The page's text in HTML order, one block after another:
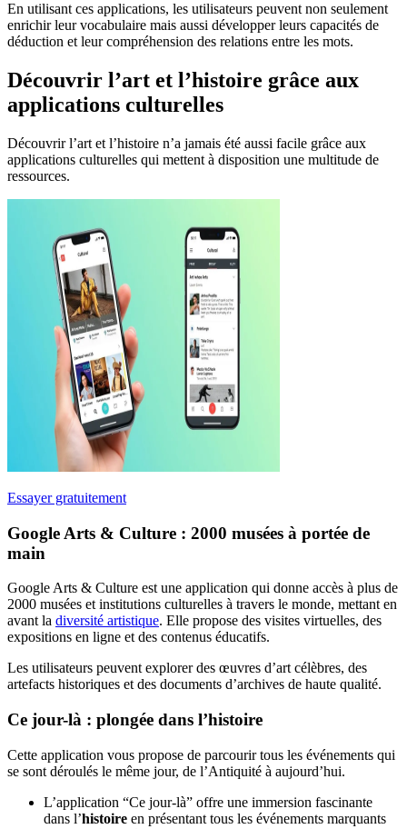
En utilisant ces applications, les utilisateurs peuvent non seulement
enrichir leur vocabulaire mais aussi développer leurs capacités de
déduction et leur compréhension des relations entre les mots.
Découvrir l’art et l’histoire grâce aux
applications culturelles
Découvrir l’art et l’histoire n’a jamais été aussi facile grâce aux
applications culturelles qui mettent à disposition une multitude de
ressources.
Essayer gratuitement
Google Arts & Culture : 2000 musées à portée de
main
Google Arts & Culture est une application qui donne accès à plus de
2000 musées et institutions culturelles à travers le monde, mettant en
avant la diversité artistique. Elle propose des visites virtuelles, des
expositions en ligne et des contenus éducatifs.
Les utilisateurs peuvent explorer des œuvres d’art célèbres, des
artefacts historiques et des documents d’archives de haute qualité.
Ce jour-là : plongée dans l’histoire
Cette application vous propose de parcourir tous les événements qui
se sont déroulés le même jour, de l’Antiquité à aujourd’hui.
L’application “Ce jour-là” offre une immersion fascinante
dans l’histoire en présentant tous les événements marquants